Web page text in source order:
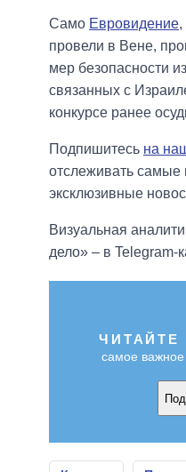
Само Евровидение,
провели в Вене,
мер безопасности
связанных с
конкурсе ранее
Подпишитесь на
отслеживать самые
эксклюзивные
Визуальная
дело» – в Telegram-
ЧИТАЙТЕ
самое